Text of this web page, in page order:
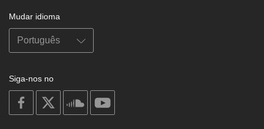
Mudar idioma
Siga-nos no
on
facebook
soundcloud